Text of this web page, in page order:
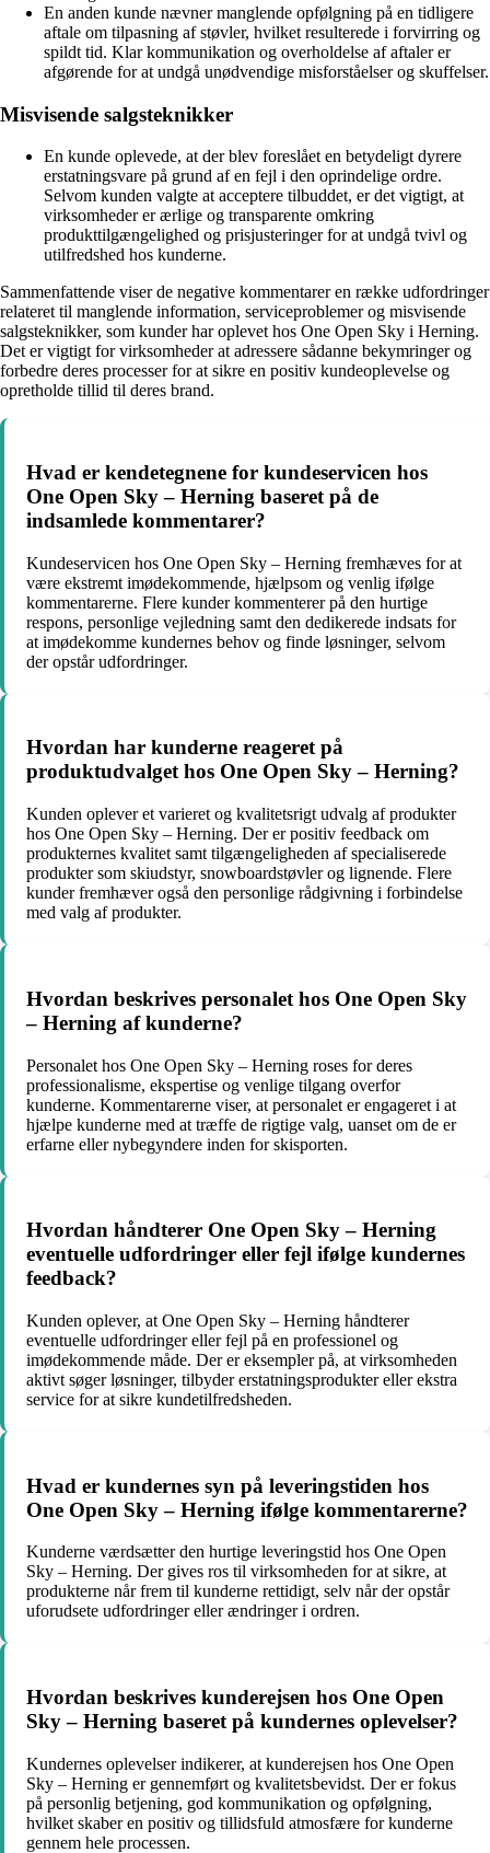
En anden kunde nævner manglende opfølgning på en tidligere
aftale om tilpasning af støvler, hvilket resulterede i forvirring og
spildt tid. Klar kommunikation og overholdelse af aftaler er
afgørende for at undgå unødvendige misforståelser og skuffelser.
Misvisende salgsteknikker
En kunde oplevede, at der blev foreslået en betydeligt dyrere
erstatningsvare på grund af en fejl i den oprindelige ordre.
Selvom kunden valgte at acceptere tilbuddet, er det vigtigt, at
virksomheder er ærlige og transparente omkring
produkttilgængelighed og prisjusteringer for at undgå tvivl og
utilfredshed hos kunderne.
Sammenfattende viser de negative kommentarer en række udfordringer
relateret til manglende information, serviceproblemer og misvisende
salgsteknikker, som kunder har oplevet hos One Open Sky i Herning.
Det er vigtigt for virksomheder at adressere sådanne bekymringer og
forbedre deres processer for at sikre en positiv kundeoplevelse og
opretholde tillid til deres brand.
Hvad er kendetegnene for kundeservicen hos
One Open Sky – Herning baseret på de
indsamlede kommentarer?
Kundeservicen hos One Open Sky – Herning fremhæves for at
være ekstremt imødekommende, hjælpsom og venlig ifølge
kommentarerne. Flere kunder kommenterer på den hurtige
respons, personlige vejledning samt den dedikerede indsats for
at imødekomme kundernes behov og finde løsninger, selvom
der opstår udfordringer.
Hvordan har kunderne reageret på
produktudvalget hos One Open Sky – Herning?
Kunden oplever et varieret og kvalitetsrigt udvalg af produkter
hos One Open Sky – Herning. Der er positiv feedback om
produkternes kvalitet samt tilgængeligheden af specialiserede
produkter som skiudstyr, snowboardstøvler og lignende. Flere
kunder fremhæver også den personlige rådgivning i forbindelse
med valg af produkter.
Hvordan beskrives personalet hos One Open Sky
– Herning af kunderne?
Personalet hos One Open Sky – Herning roses for deres
professionalisme, ekspertise og venlige tilgang overfor
kunderne. Kommentarerne viser, at personalet er engageret i at
hjælpe kunderne med at træffe de rigtige valg, uanset om de er
erfarne eller nybegyndere inden for skisporten.
Hvordan håndterer One Open Sky – Herning
eventuelle udfordringer eller fejl ifølge kundernes
feedback?
Kunden oplever, at One Open Sky – Herning håndterer
eventuelle udfordringer eller fejl på en professionel og
imødekommende måde. Der er eksempler på, at virksomheden
aktivt søger løsninger, tilbyder erstatningsprodukter eller ekstra
service for at sikre kundetilfredsheden.
Hvad er kundernes syn på leveringstiden hos
One Open Sky – Herning ifølge kommentarerne?
Kunderne værdsætter den hurtige leveringstid hos One Open
Sky – Herning. Der gives ros til virksomheden for at sikre, at
produkterne når frem til kunderne rettidigt, selv når der opstår
uforudsete udfordringer eller ændringer i ordren.
Hvordan beskrives kunderejsen hos One Open
Sky – Herning baseret på kundernes oplevelser?
Kundernes oplevelser indikerer, at kunderejsen hos One Open
Sky – Herning er gennemført og kvalitetsbevidst. Der er fokus
på personlig betjening, god kommunikation og opfølgning,
hvilket skaber en positiv og tillidsfuld atmosfære for kunderne
gennem hele processen.